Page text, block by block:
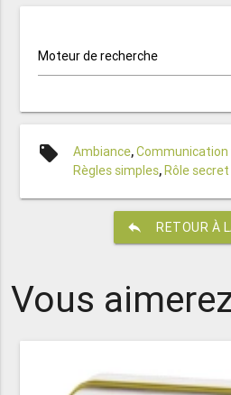
Moteur de recherche
local_offer Ambiance,Communication
Règles simples,Rôle secret
reply RETOUR À
Vous